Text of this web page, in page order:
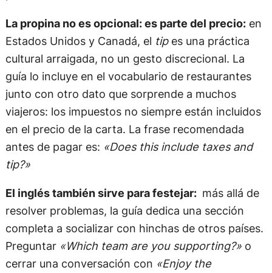
La propina no es opcional: es parte del precio:en
Estados Unidos y Canadá, el tipes una práctica
cultural arraigada, no un gesto discrecional. La
guía lo incluye en el vocabulario de restaurantes
junto con otro dato que sorprende a muchos
viajeros: los impuestos no siempre están incluidos
en el precio de la carta. La frase recomendada
antes de pagar es: «Does this include taxes and
tip?»
El inglés también sirve para festejar: más allá de
resolver problemas, la guía dedica una sección
completa a socializar con hinchas de otros países.
Preguntar«Which team are you supporting?» o
cerrar una conversación con «Enjoy the